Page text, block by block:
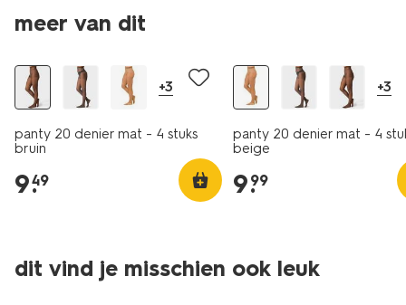
meer van dit
4 paar
+3
panty 20 denier mat - 4 stuks
bruin
9.
49
+3
panty 20 denier mat - 4
beige
9.
99
dit vind je misschien ook leuk
4 paar